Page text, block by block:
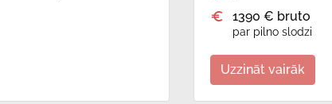
1390 € bruto
par pilno slodzi
Uzzināt vairāk